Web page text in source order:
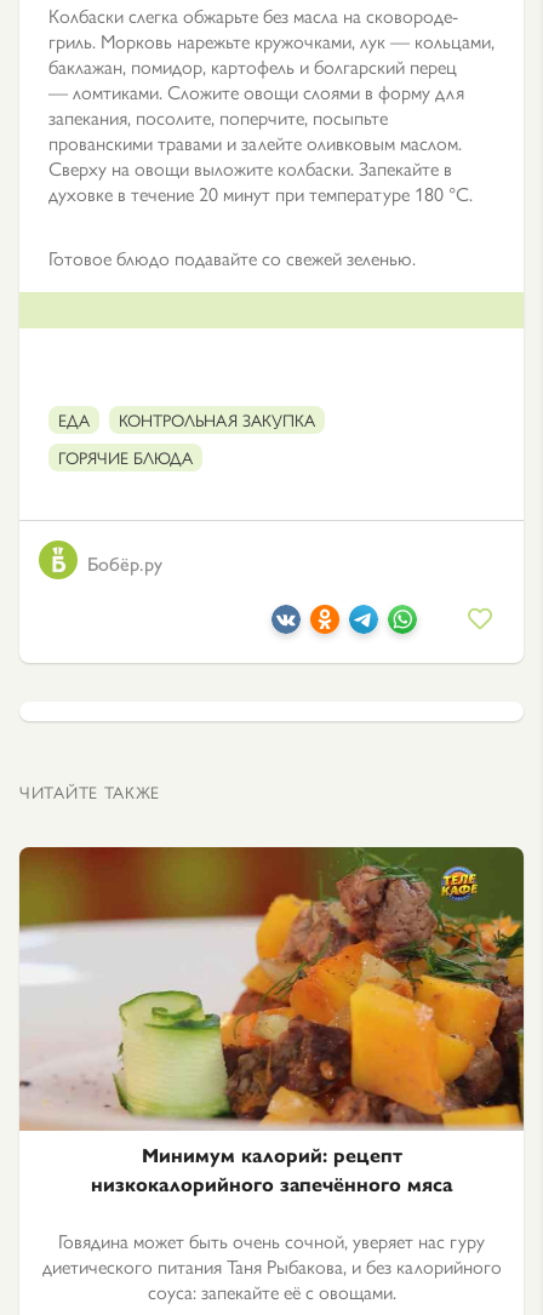
Колбаски слегка обжарьте без масла на сковороде-
гриль. Морковь нарежьте кружочками, лук — кольцами,
баклажан, помидор, картофель и болгарский перец
— ломтиками. Сложите овощи слоями в форму для
запекания, посолите, поперчите, посыпьте
прованскими травами и залейте оливковым маслом.
Сверху на овощи выложите колбаски. Запекайте в
духовке в течение 20 минут при температуре 180 °С.
Готовое блюдо подавайте со свежей зеленью.
ЕДА
КОНТРОЛЬНАЯ ЗАКУПКА
ГОРЯЧИЕ БЛЮДА
Бобёр.ру
ЧИТАЙТЕ ТАКЖЕ
Минимум калорий: рецепт
низкокалорийного запечённого мяса
Говядина может быть очень сочной, уверяет нас гуру
диетического питания Таня Рыбакова, и без калорийного
соуса: запекайте её с овощами.